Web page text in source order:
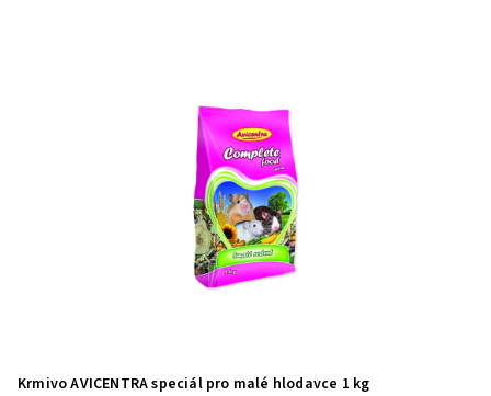
Krmivo AVICENTRA speciál pro malé hlodavce 1 kg